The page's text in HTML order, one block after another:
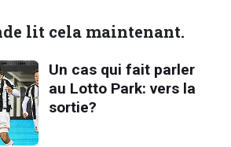
lit cela maintenant.
Un cas qui fait parler
au Lotto Park: vers la
sortie?